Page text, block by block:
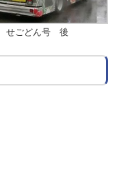
せごどん号 後